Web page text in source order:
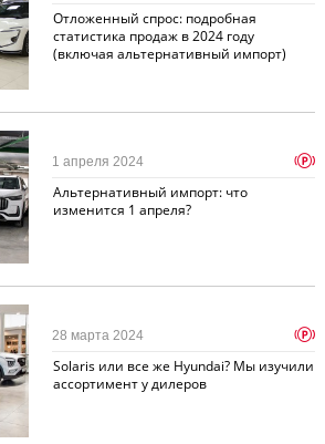
Отложенный спрос: подробная
статистика продаж в 2024 году
(включая альтернативный импорт)
Альтернативный импорт: что
изменится 1 апреля?
1 апреля 2024 p
Solaris или все же Hyundai? Мы изучили
ассортимент у дилеров
28 марта 2024 p